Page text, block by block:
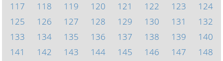
117
118 119 120 121 122 123
124
125
126 127 128 129 130 131
132
133
134 135 136 137 138 139
140
141
142 143 144 145 146 147
148